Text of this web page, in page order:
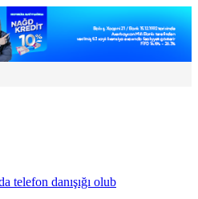
telefon danışığı olub